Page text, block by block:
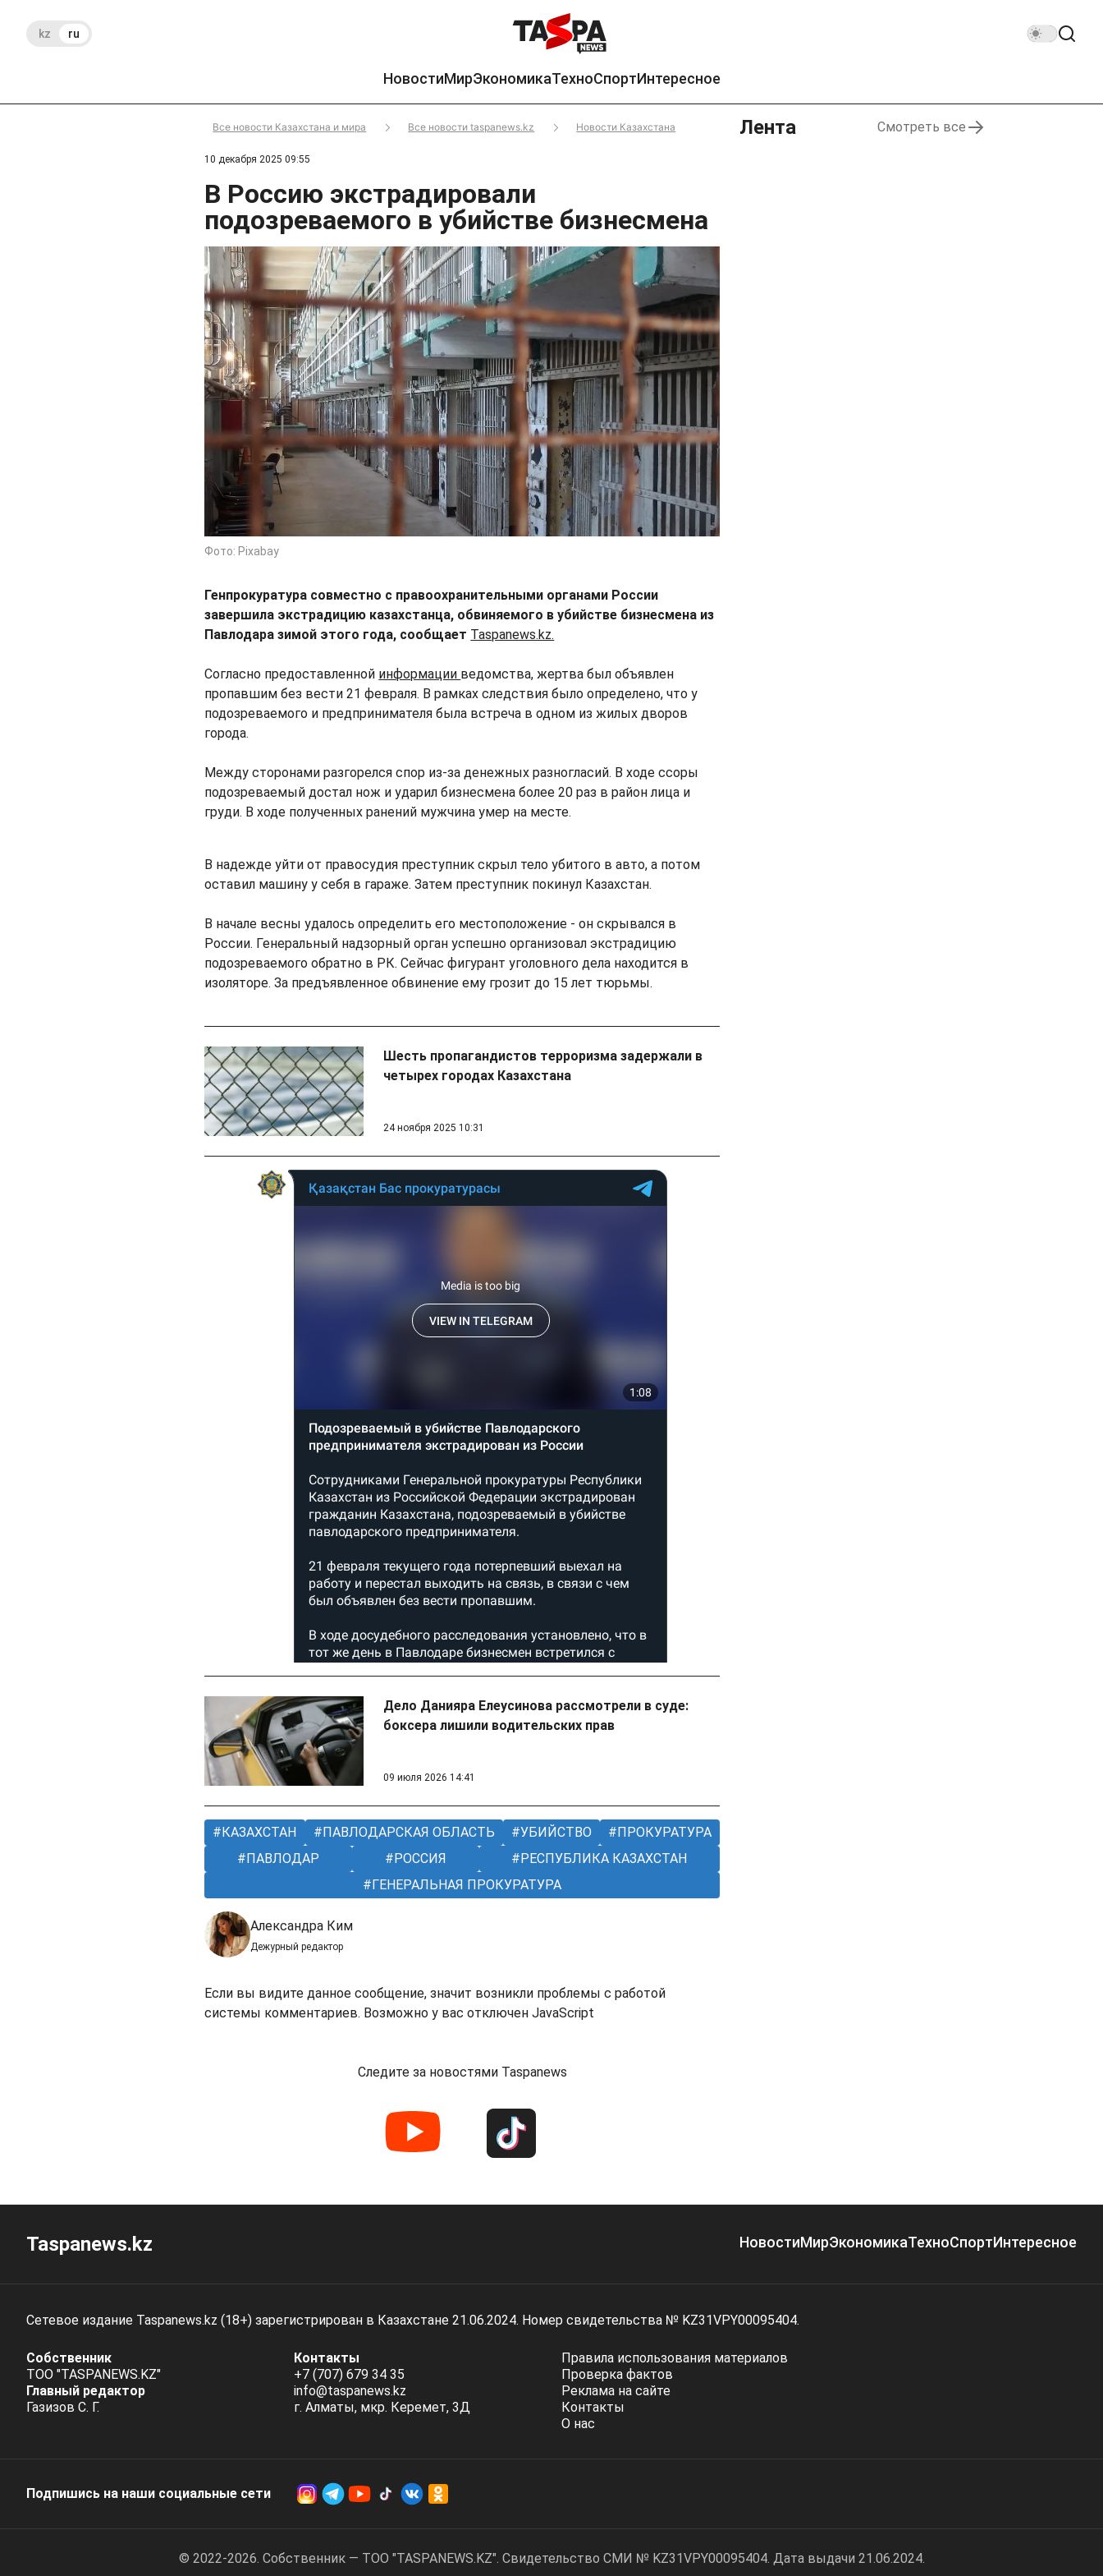
kz ru
НовостиМирЭкономикаТехноСпортИнтересное
Все новости Казахстана и мира Все новости taspanews.kz Новости Казахстана
10 декабря 2025 09:55
В Россию экстрадировали
подозреваемого в убийстве бизнесмена
Фото: Pixabay
Генпрокуратура совместно с правоохранительными органами России
завершила экстрадицию казахстанца, обвиняемого в убийстве бизнесмена из
Павлодара зимой этого года, сообщает Taspanews.kz.
Согласно предоставленной информации ведомства, жертва был объявлен
пропавшим без вести 21 февраля. В рамках следствия было определено, что у
подозреваемого и предпринимателя была встреча в одном из жилых дворов
города.
Между сторонами разгорелся спор из-за денежных разногласий. В ходе ссоры
подозреваемый достал нож и ударил бизнесмена более 20 раз в район лица и
груди. В ходе полученных ранений мужчина умер на месте.
В надежде уйти от правосудия преступник скрыл тело убитого в авто, а потом
оставил машину у себя в гараже. Затем преступник покинул Казахстан.
В начале весны удалось определить его местоположение - он скрывался в
России. Генеральный надзорный орган успешно организовал экстрадицию
подозреваемого обратно в РК. Сейчас фигурант уголовного дела находится в
изоляторе. За предъявленное обвинение ему грозит до 15 лет тюрьмы.
Шесть пропагандистов терроризма задержали в
четырех городах Казахстана
24 ноября 2025 10:31
Дело Данияра Елеусинова рассмотрели в суде:
боксера лишили водительских прав
09 июля 2026 14:41
КАЗАХСТАН ПАВЛОДАРСКАЯ ОБЛАСТЬ УБИЙСТВО
ПРОКУРАТУРА
ПАВЛОДАР
РОССИЯ
РЕСПУБЛИКА КАЗАХСТАН
ГЕНЕРАЛЬНАЯ ПРОКУРАТУРА
Александра Ким
Дежурный редактор
Если вы видите данное сообщение, значит возникли проблемы с работой
системы комментариев. Возможно у вас отключен JavaScript
Следите за новостями Taspanews
Лента Смотреть все
Taspanews.kz НовостиМирЭкономикаТехноСпортИнтересное
Сетевое издание Taspanews.kz (18+) зарегистрирован в Казахстане 21.06.2024. Номер свидетельства № KZ31VPY00095404.
Собственник
ТОО "TASPANEWS.KZ"
Главный редактор
Газизов С. Г.
Контакты
+7 (707) 679 34 35
info@taspanews.kz
г. Алматы, мкр. Керемет, 3Д
Правила использования материалов
Проверка фактов
Реклама на сайте
Контакты
О нас
Подпишись на наши социальные cети
© 2022-2026. Собственник — ТОО "TASPANEWS.KZ". Cвидетельство СМИ № KZ31VPY00095404. Дата выдачи 21.06.2024.